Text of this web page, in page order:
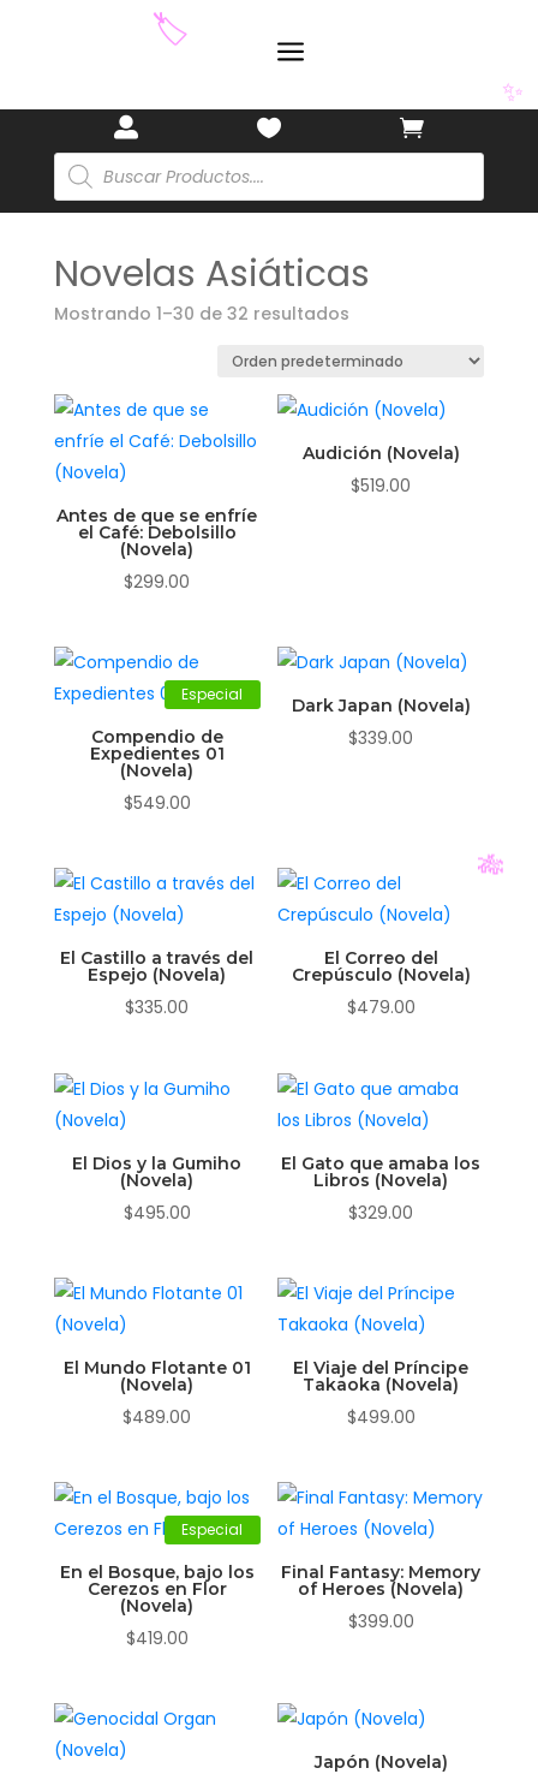
a
 

Búsqueda
de
productos
Novelas Asiáticas
Mostrando 1–30 de 32 resultados
Antes de que se enfríe
el Café: Debolsillo
(Novela)
$299.00
Audición (Novela)
$519.00
Especial
Compendio de
Expedientes 01
(Novela)
$549.00
Dark Japan (Novela)
$339.00
El Castillo a través del
Espejo (Novela)
$335.00
El Correo del
Crepúsculo (Novela)
$479.00
El Dios y la Gumiho
(Novela)
$495.00
El Gato que amaba los
Libros (Novela)
$329.00
El Mundo Flotante 01
(Novela)
$489.00
El Viaje del Príncipe
Takaoka (Novela)
$499.00
Especial
En el Bosque, bajo los
Cerezos en Flor
(Novela)
$419.00
Final Fantasy: Memory
of Heroes (Novela)
$399.00
Japón (Novela)
🏷️
🎋